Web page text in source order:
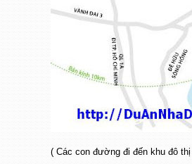
( Các con đường đi đến khu đô